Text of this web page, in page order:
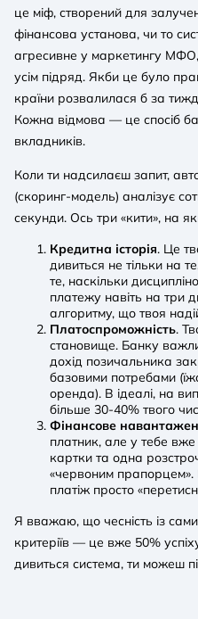
це міф, створений для
фінансова установа, чи то
агресивне у маркетингу
усім підряд. Якби це було
країни розвалилася б за
Кожна відмова — це спосіб
вкладників.
Коли ти надсилаєш запит,
(скоринг-модель) аналізує
секунди. Ось три «кити», на
Кредитна історія. Це
дивиться не тільки на
те, наскільки
платежу навіть на три
алгоритму, що твоя
Платоспроможність.
становище. Банку
дохід позичальника
базовими потребами
оренда). В ідеалі, на
більше 30-40% твого
Фінансове
платник, але у тебе вже
картки та одна
«червоним прапорцем».
платіж просто
Я вважаю, що чесність із
критеріїв — це вже 50%
дивиться система, ти можеш